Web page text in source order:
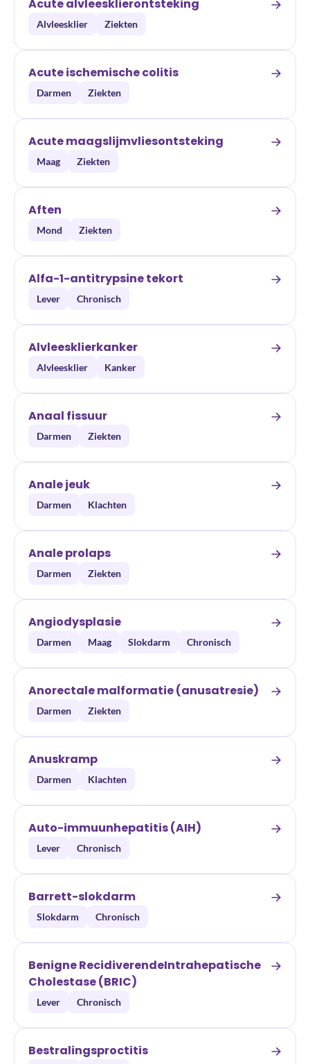
Acute alvleesklierontsteking
Alvleesklier Ziekten
Acute ischemische colitis
Darmen Ziekten
Acute maagslijmvliesontsteking
Maag Ziekten
Aften
Mond Ziekten
Alfa-1-antitrypsine tekort
Lever Chronisch
Alvleesklierkanker
Alvleesklier Kanker
Anaal fissuur
Darmen Ziekten
Anale jeuk
Darmen Klachten
Anale prolaps
Darmen Ziekten
Angiodysplasie
Darmen Maag Slokdarm Chronisch
Anorectale malformatie (anusatresie)
Darmen Ziekten
Anuskramp
Darmen Klachten
Auto-immuunhepatitis (AIH)
Lever Chronisch
Barrett-slokdarm
Slokdarm Chronisch
Benigne RecidiverendeIntrahepatische
Cholestase (BRIC)
Lever Chronisch
Bestralingsproctitis